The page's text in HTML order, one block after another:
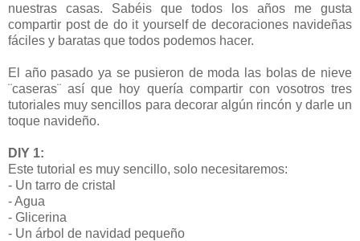
nuestras casas. Sabéis que todos los años me gusta
compartir post de do it yourself de decoraciones navideñas
fáciles y baratas que todos podemos hacer.
El año pasado ya se pusieron de moda las bolas de nieve
¨caseras¨ así que hoy quería compartir con vosotros tres
tutoriales muy sencillos para decorar algún rincón y darle un
toque navideño.
DIY 1:
Este tutorial es muy sencillo, solo necesitaremos:
- Un tarro de cristal
- Agua
- Glicerina
- Un árbol de navidad pequeño